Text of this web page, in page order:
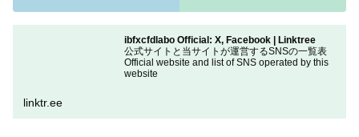
ibfxcfdlabo Official: X, Facebook | Linktree
公式サイトと当サイトが運営するSNSの一覧表
Official website and list of SNS operated by this
website
linktr.ee